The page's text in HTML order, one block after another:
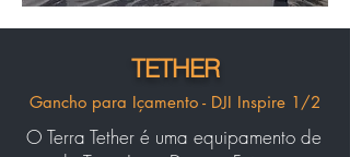
TETHER
Gancho para Içamento - DJI Inspire 1/2
O Terra Tether é uma equipamento de